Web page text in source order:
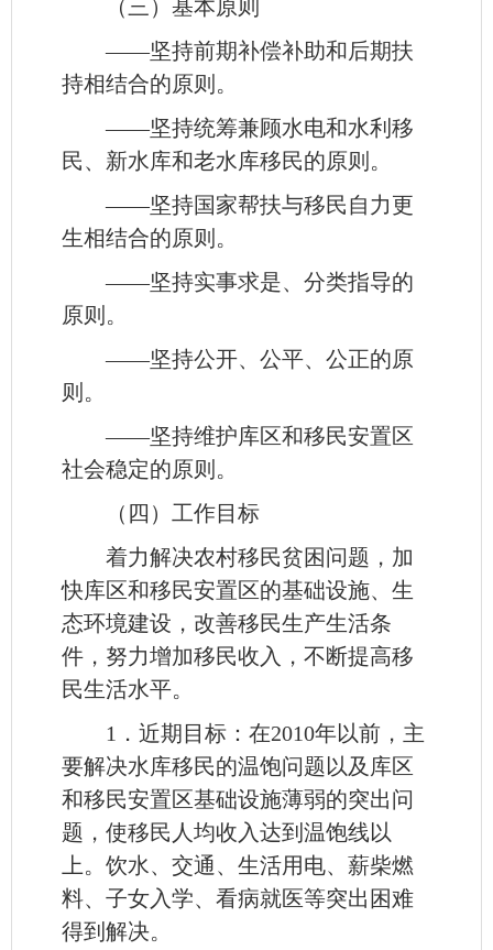
（三）基本原则
——坚持前期补偿补助和后期扶
持相结合的原则。
——坚持统筹兼顾水电和水利移
民、新水库和老水库移民的原则。
——坚持国家帮扶与移民自力更
生相结合的原则。
——坚持实事求是、分类指导的
原则。
——坚持公开、公平、公正的原
则。
——坚持维护库区和移民安置区
社会稳定的原则。
（四）工作目标
着力解决农村移民贫困问题，加
快库区和移民安置区的基础设施、生
态环境建设，改善移民生产生活条
件，努力增加移民收入，不断提高移
民生活水平。
1．近期目标：在2010年以前，主
要解决水库移民的温饱问题以及库区
和移民安置区基础设施薄弱的突出问
题，使移民人均收入达到温饱线以
上。饮水、交通、生活用电、薪柴燃
料、子女入学、看病就医等突出困难
得到解决。